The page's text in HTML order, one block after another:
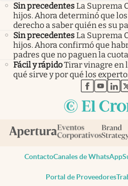
Sin precedentesLa Suprema
hijos. Ahora determinó que
derecho a saber quién es su
Sin precedentesLa Suprema
hijos. Ahora confirmó que
padres que no paguen la
Fácil y rápidoTirar vinagre en
qué sirve y por qué los
abre en
abre
ContactoCanales de WhatsApp
Portal de Proveedores